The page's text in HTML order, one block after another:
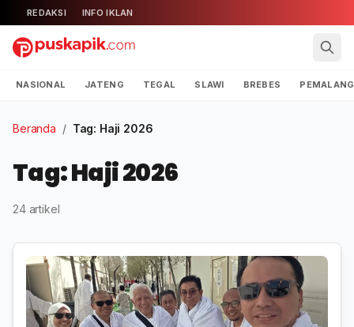
REDAKSI INFO IKLAN
NASIONAL JATENG TEGAL SLAWI BREBES PEMALANG
Beranda / Tag: Haji 2026
Tag: Haji 2026
24 artikel